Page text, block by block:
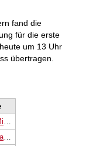
fand die
für die erste
um 13 Uhr
übertragen.
Adams Michael
Nakamura Hikaru